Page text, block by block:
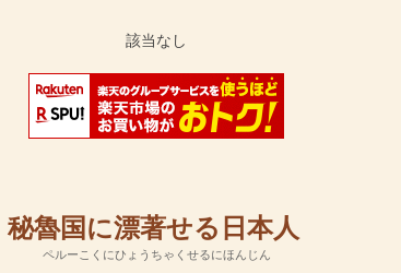
秘魯国に漂著せる日本人
ペルーこくにひょうちゃくせるにほんじん